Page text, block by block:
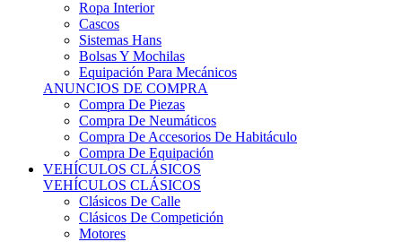
Cajas De Cambio
Carrocería
Suspensiones
Habitáculo
Llantas
Neumáticos
ANUNCIOS DE COMPRA
Compra De Competición
Compra De Calle
Compra De Piezas
KARTING
KARTING
Karts Completos Alevín
Karts Completos Cadete
Karts Completos Junior